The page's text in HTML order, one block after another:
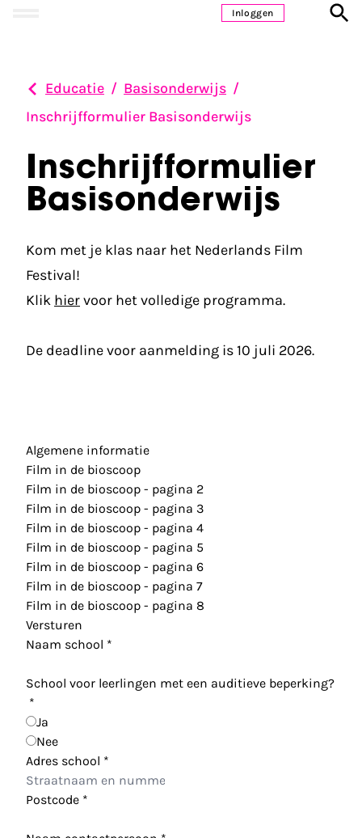
Ga naar inhoudInloggen
Educatie / Basisonderwijs /
Inschrijfformulier Basisonderwijs
Inschrijfformulier
Basisonderwijs
Kom met je klas naar het Nederlands Film
Festival!
Klik hiervoor het volledige programma.
De deadline voor aanmelding is 10 juli 2026.
Algemene informatie
Film in de bioscoop
Film in de bioscoop - pagina 2
Film in de bioscoop - pagina 3
Film in de bioscoop - pagina 4
Film in de bioscoop - pagina 5
Film in de bioscoop - pagina 6
Film in de bioscoop - pagina 7
Film in de bioscoop - pagina 8
Versturen
Naam school *
School voor leerlingen met een auditieve beperking?
*
Ja
Nee
Adres school *
Postcode *